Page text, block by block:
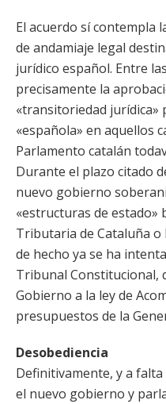
El acuerdo sí contempla
de andamiaje legal
jurídico español. Entre
precisamente la
«transitoriedad jurídica»
«española» en aquellos
Parlamento catalán
Durante el plazo citado
nuevo gobierno
«estructuras de estado»
Tributaria de Cataluña o
de hecho ya se ha
Tribunal Constitucional,
Gobierno a la ley de
presupuestos de la
Desobediencia
Definitivamente, y a
el nuevo gobierno y